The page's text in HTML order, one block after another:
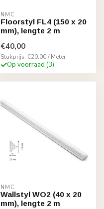
NMC
Floorstyl FL4 (150 x 20
mm), lengte 2 m
€40,00
Stukprijs: €20,00 / Meter
Op voorraad (3)
NMC
Wallstyl WO2 (40 x 20
mm), lengte 2 m